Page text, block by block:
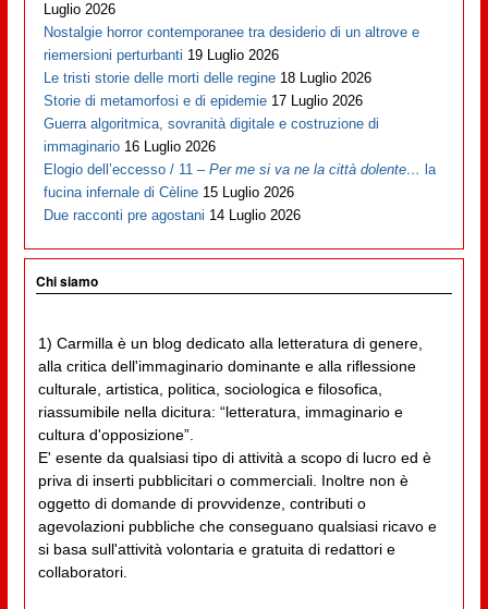
Luglio 2026
Nostalgie horror contemporanee tra desiderio di un altrove e
riemersioni perturbanti 19 Luglio 2026
Le tristi storie delle morti delle regine 18 Luglio 2026
Storie di metamorfosi e di epidemie 17 Luglio 2026
Guerra algoritmica, sovranità digitale e costruzione di
immaginario 16 Luglio 2026
Elogio dell’eccesso / 11 –Per me si va ne la città dolente… la
fucina infernale di Cèline 15 Luglio 2026
Due racconti pre agostani 14 Luglio 2026
Chi siamo
1) Carmilla è un blog dedicato alla letteratura di genere,
alla critica dell'immaginario dominante e alla riflessione
culturale, artistica, politica, sociologica e filosofica,
riassumibile nella dicitura: “letteratura, immaginario e
cultura d'opposizione”.
E' esente da qualsiasi tipo di attività a scopo di lucro ed è
priva di inserti pubblicitari o commerciali. Inoltre non è
oggetto di domande di provvidenze, contributi o
agevolazioni pubbliche che conseguano qualsiasi ricavo e
si basa sull'attività volontaria e gratuita di redattori e
collaboratori.